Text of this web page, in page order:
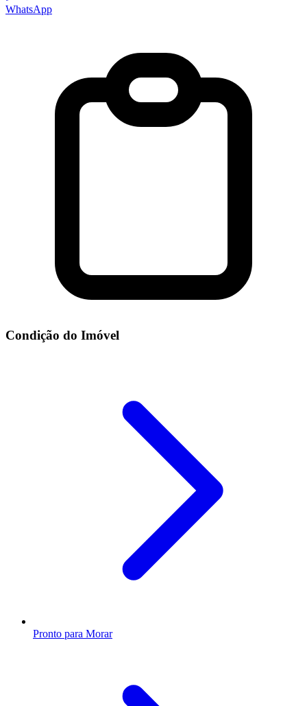
WhatsApp
Condição do Imóvel
Pronto para Morar